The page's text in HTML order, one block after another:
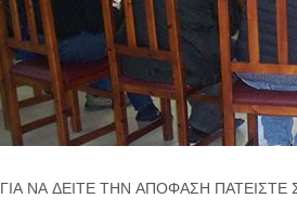
ΓΙΑ ΝΑ ΔΕΙΤΕ ΤΗΝ ΑΠΟΦΑΣΗ